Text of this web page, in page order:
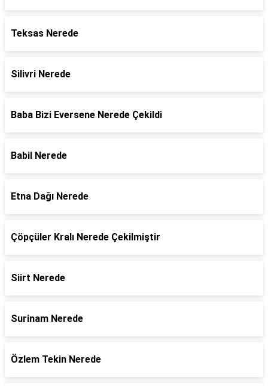
Teksas Nerede
Silivri Nerede
Baba Bizi Eversene Nerede Çekildi
Babil Nerede
Etna Dağı Nerede
Çöpçüler Kralı Nerede Çekilmiştir
Siirt Nerede
Surinam Nerede
Özlem Tekin Nerede